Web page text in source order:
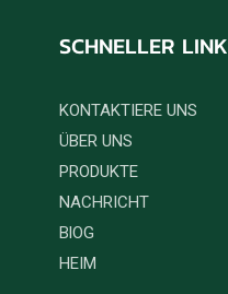
SCHNELLER LINK
KONTAKTIERE UNS
ÜBER UNS
PRODUKTE
NACHRICHT
BlOG
HEIM